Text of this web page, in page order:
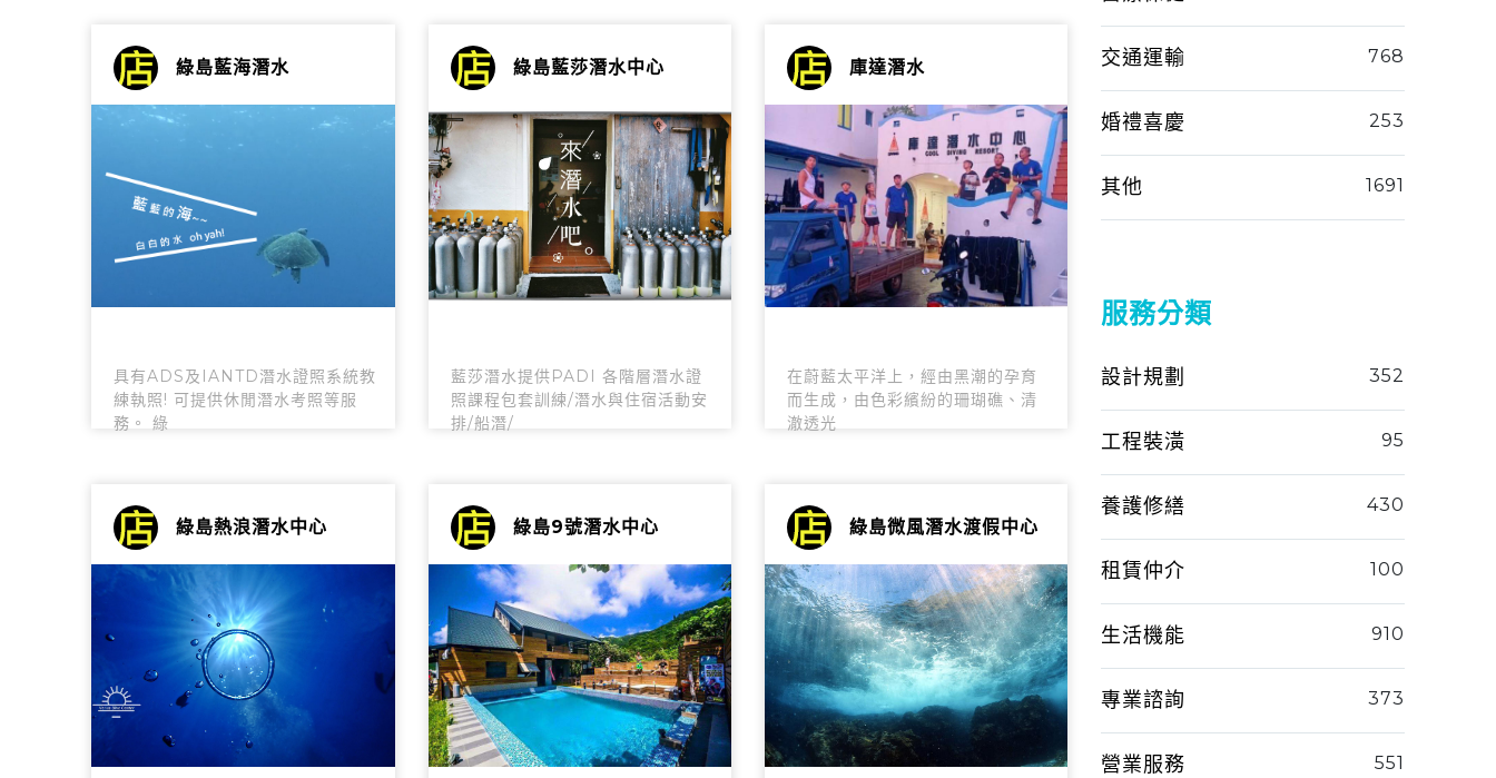
綠島藍海潛水
具有ADS及IANTD潛水證照系統教
練執照! 可提供休閒潛水考照等服
務。 綠
綠島藍莎潛水中心
藍莎潛水提供PADI 各階層潛水證
照課程包套訓練/潛水與住宿活動安
排/船潛/
庫達潛水
在蔚藍太平洋上，經由黑潮的孕育
而生成，由色彩繽紛的珊瑚礁、清
澈透光
綠島熱浪潛水中心 綠島9號潛水中心 綠島微風潛水渡假中心
交通運輸 768
婚禮喜慶 253
其他 1691
服務分類
設計規劃 352
工程裝潢 95
養護修繕 430
租賃仲介 100
生活機能 910
專業諮詢 373
營業服務 551